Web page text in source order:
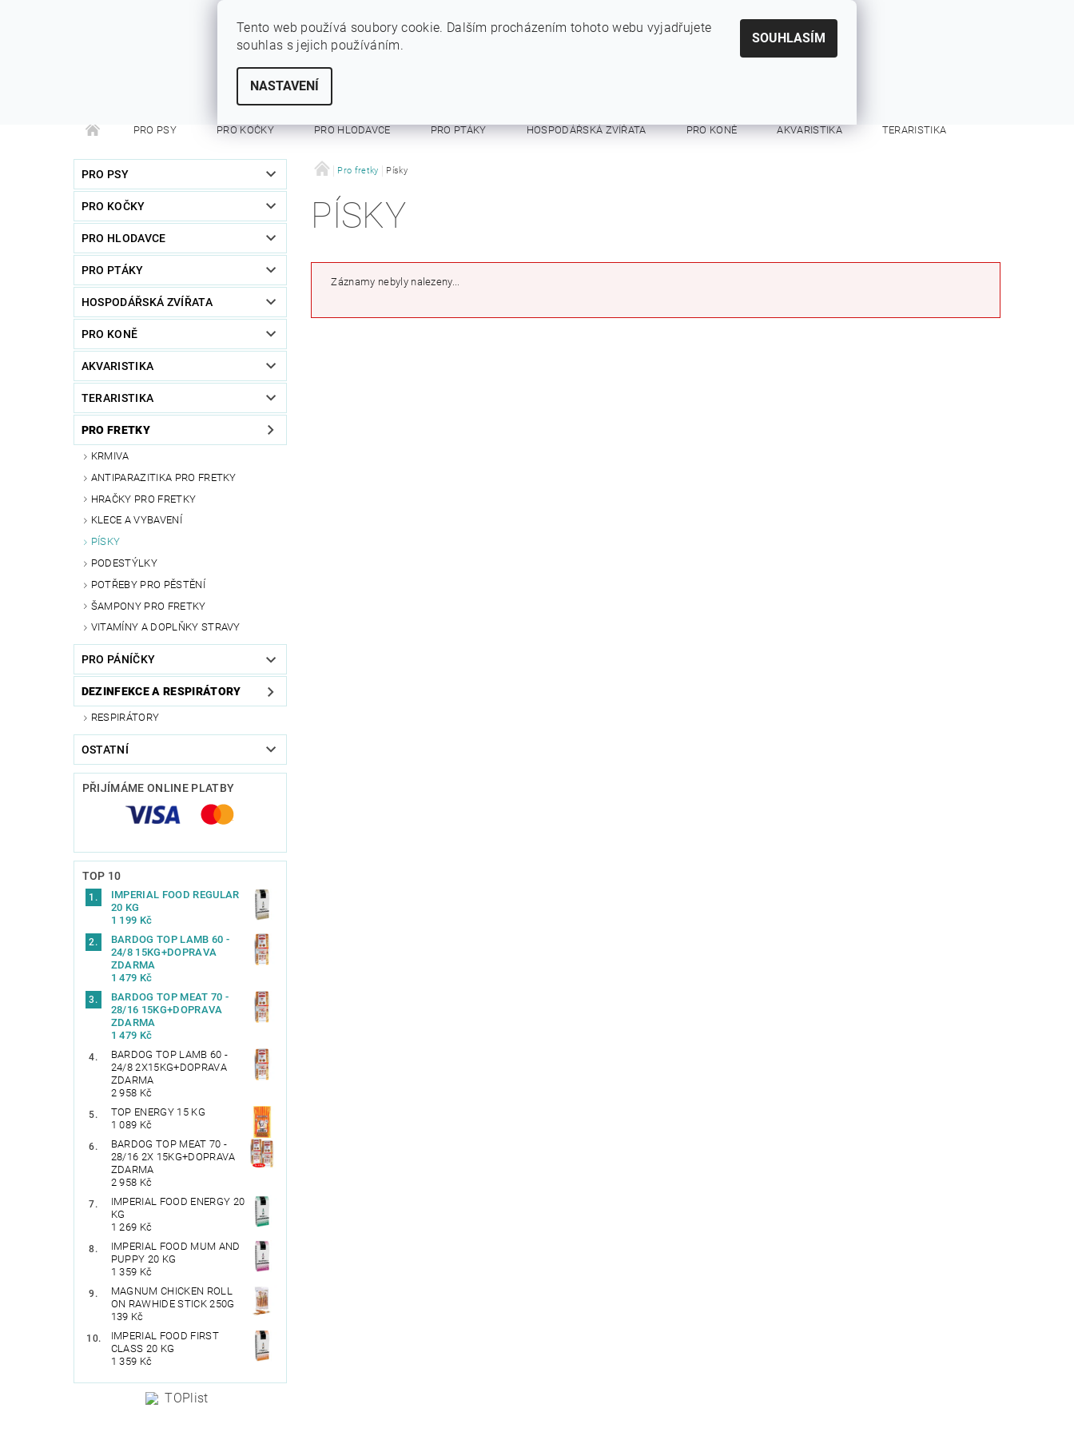
PRO PSY PRO KOČKY PRO HLODAVCE PRO PTÁKY HOSPODÁŘSKÁ ZVÍŘATA PRO KONĚ AKVARISTIKA TERARISTIKA
PRO FRETKY DEZINFEKCE A RESPIRÁTORY
PRO PSY
PRO KOČKY
PRO HLODAVCE
PRO PTÁKY
HOSPODÁŘSKÁ ZVÍŘATA
PRO KONĚ
AKVARISTIKA
TERARISTIKA
PRO FRETKY
KRMIVA
ANTIPARAZITIKA PRO FRETKY
HRAČKY PRO FRETKY
KLECE A VYBAVENÍ
PÍSKY
PODESTÝLKY
POTŘEBY PRO PĚSTĚNÍ
ŠAMPONY PRO FRETKY
VITAMÍNY A DOPLŇKY STRAVY
PRO PÁNÍČKY
DEZINFEKCE A RESPIRÁTORY
RESPIRÁTORY
OSTATNÍ
PŘIJÍMÁME ONLINE PLATBY
TOP 10
IMPERIAL FOOD REGULAR
20 KG
1 199 Kč
BARDOG TOP LAMB 60 -
24/8 15KG+DOPRAVA
ZDARMA
1 479 Kč
BARDOG TOP MEAT 70 -
28/16 15KG+DOPRAVA
ZDARMA
1 479 Kč
BARDOG TOP LAMB 60 -
24/8 2X15KG+DOPRAVA
ZDARMA
2 958 Kč
TOP ENERGY 15 KG
1 089 Kč
BARDOG TOP MEAT 70 -
28/16 2X 15KG+DOPRAVA
ZDARMA
2 958 Kč
IMPERIAL FOOD ENERGY 20
KG
1 269 Kč
IMPERIAL FOOD MUM AND
PUPPY 20 KG
1 359 Kč
MAGNUM CHICKEN ROLL
ON RAWHIDE STICK 250G
139 Kč
IMPERIAL FOOD FIRST
CLASS 20 KG
1 359 Kč
Pro fretky Písky
PÍSKY
Záznamy nebyly nalezeny...
Tento web používá soubory cookie. Dalším procházením tohoto webu vyjadřujete
souhlas s jejich používáním.
NASTAVENÍ
SOUHLASÍM